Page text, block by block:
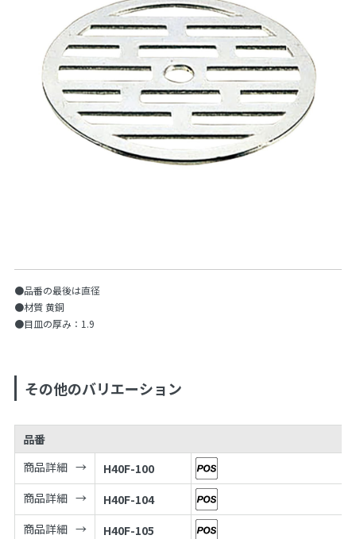
●品番の最後は直径
●材質 黄銅
●目皿の厚み：1.9
その他のバリエーション
品番
商品詳細
H40F-100
商品詳細
H40F-104
商品詳細
H40F-105